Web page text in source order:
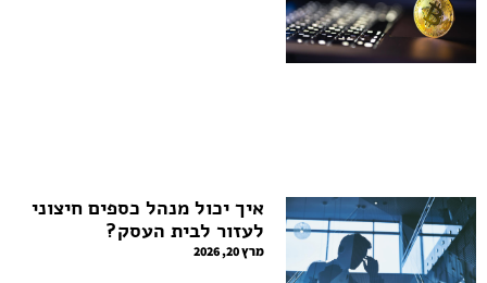
איך יכול מנהל כספים חיצוני
לעזור לבית העסק?
מרץ 20, 2026